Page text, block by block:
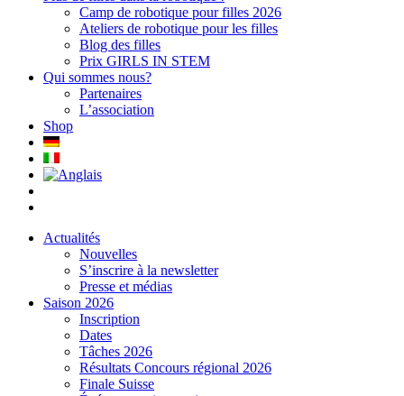
Camp de robotique pour filles 2026
Ateliers de robotique pour les filles
Blog des filles
Prix GIRLS IN STEM
Qui sommes nous?
Partenaires
L’association
Shop
Actualités
Nouvelles
S’inscrire à la newsletter
Presse et médias
Saison 2026
Inscription
Dates
Tâches 2026
Résultats Concours régional 2026
Finale Suisse